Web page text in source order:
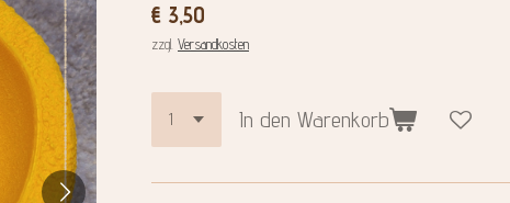
€ 3,50
zzgl. Versandkosten
In den Warenkorb